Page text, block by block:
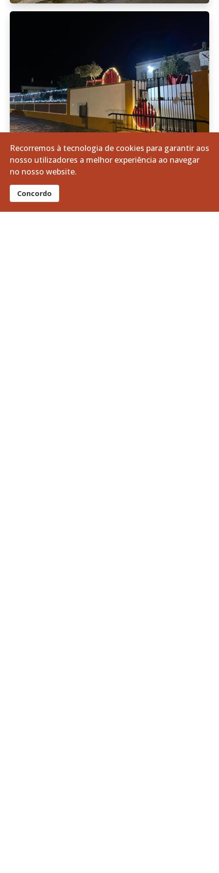
Almoço de Natal 2024: Como foi?
Recorremos à tecnologia de cookies para garantir aos
nosso utilizadores a melhor experiência ao navegar
no nosso website.
Concordo